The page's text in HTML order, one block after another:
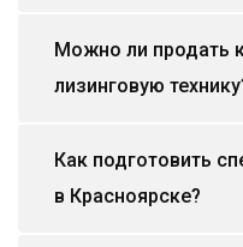
Можно ли продать
лизинговую
Как подготовить
в Красноярске?